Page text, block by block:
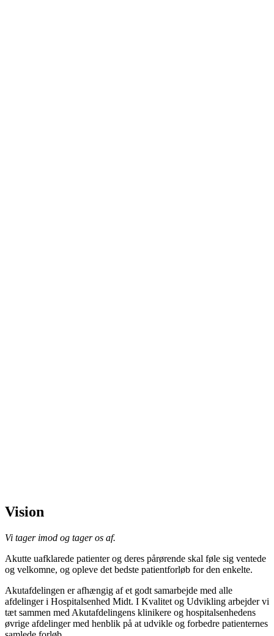
Vision
Vi tager imod og tager os af.
Akutte uafklarede patienter og deres pårørende skal føle sig ventede
og velkomne, og opleve det bedste patientforløb for den enkelte.
Akutafdelingen er afhængig af et godt samarbejde med alle
afdelinger i Hospitalsenhed Midt. I Kvalitet og Udvikling arbejder vi
tæt sammen med Akutafdelingens klinikere og hospitalsenhedens
øvrige afdelinger med henblik på at udvikle og forbedre patienternes